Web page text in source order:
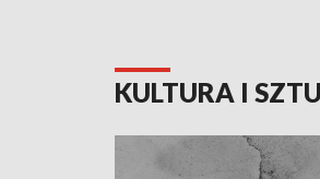
KULTURA I